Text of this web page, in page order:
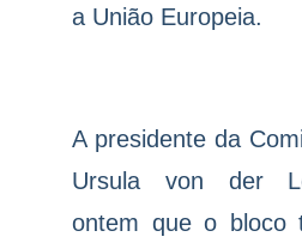
a União Europeia.
A presidente da
Ursula von der
ontem que o bloco